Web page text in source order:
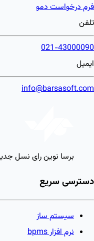
فرم درخواست دمو
تلفن
021-43000090
ایمیل
info@barsasoft.com
برسا نوین رای نسل
دسترسی سریع
سیستم ساز
نرم افزار bpms